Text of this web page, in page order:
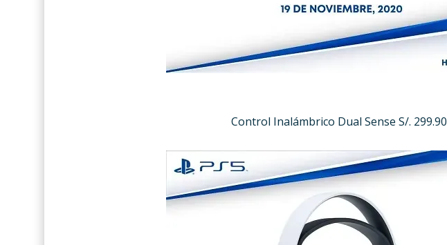
Control Inalámbrico Dual Sense S/. 299.90